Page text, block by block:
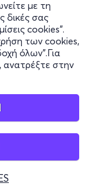
με τη
δικές σας
cookies".
των cookies,
όλων".Για
ανατρέξτε στην